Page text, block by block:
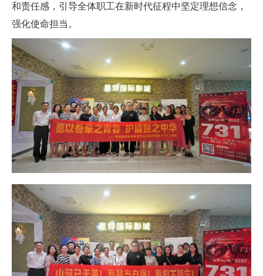
和责任感，引导全体职工在新时代征程中坚定理想信念，
强化使命担当。